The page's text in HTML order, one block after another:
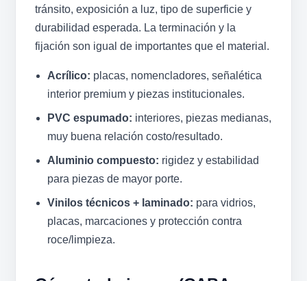
tránsito, exposición a luz, tipo de superficie y
durabilidad esperada. La terminación y la
fijación son igual de importantes que el material.
Acrílico: placas, nomencladores, señalética
interior premium y piezas institucionales.
PVC espumado: interiores, piezas medianas,
muy buena relación costo/resultado.
Aluminio compuesto: rigidez y estabilidad
para piezas de mayor porte.
Vinilos técnicos + laminado: para vidrios,
placas, marcaciones y protección contra
roce/limpieza.